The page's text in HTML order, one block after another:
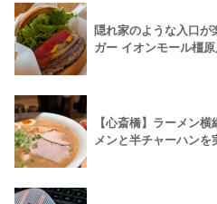
隠れ家のような入口
ガー イオンモール橿
【心斎橋】ラーメン
メンと半チャーハンを